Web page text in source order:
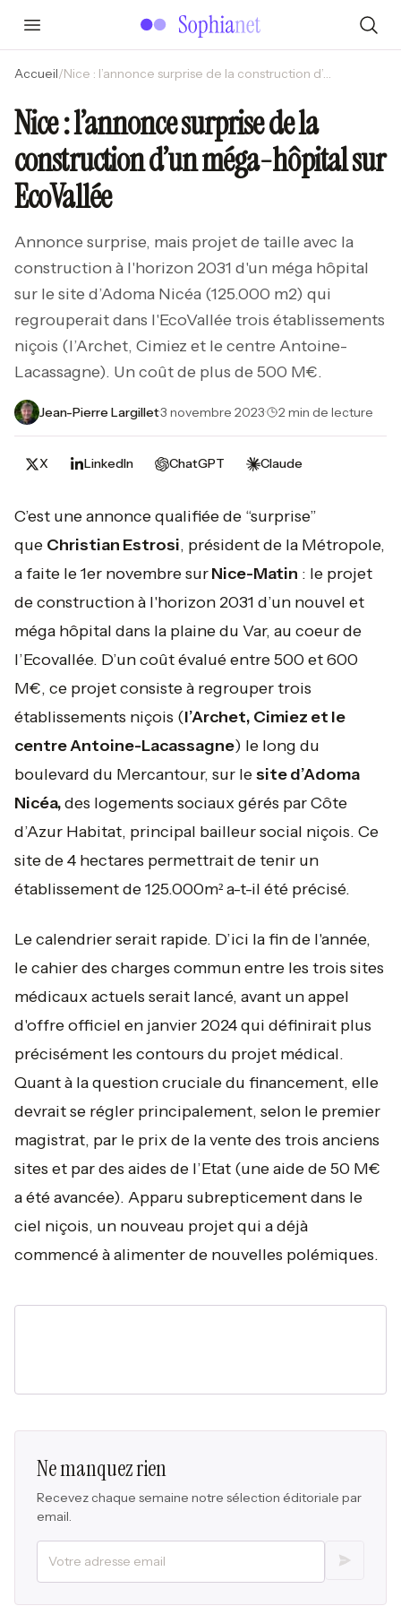
Accueil/ Nice : l’annonce surprise de la construction d’un méga-hôpital sur EcoVallée
Nice : l’annonce surprise de la
construction d’un méga-hôpital sur
EcoVallée
Annonce surprise, mais projet de taille avec la
construction à l'horizon 2031 d'un méga hôpital
sur le site d’Adoma Nicéa (125.000 m2) qui
regrouperait dans l'EcoVallée trois établissements
niçois (l’Archet, Cimiez et le centre Antoine-
Lacassagne). Un coût de plus de 500 M€.
Jean-Pierre Largillet·3 novembre 2023· 2 min de lecture
X LinkedIn ChatGPT Claude
C’est une annonce qualifiée de “surprise”
que Christian Estrosi, président de la Métropole,
a faite le 1er novembre surNice-Matin : le projet
de construction à l'horizon 2031 d’un nouvel et
méga hôpital dans la plaine du Var, au coeur de
l’Ecovallée. D’un coût évalué entre 500 et 600
M€, ce projet consiste à regrouper trois
établissements niçois (l’Archet, Cimiez et le
centre Antoine-Lacassagne) le long du
boulevard du Mercantour, sur lesite d’Adoma
Nicéa,des logements sociaux gérés par Côte
d’Azur Habitat, principal bailleur social niçois. Ce
site de 4 hectares permettrait de tenir un
établissement de 125.000m² a-t-il été précisé.
Le calendrier serait rapide. D’ici la fin de l'année,
le cahier des charges commun entre les trois sites
médicaux actuels serait lancé, avant un appel
d'offre officiel en janvier 2024 qui définirait plus
précisément les contours du projet médical.
Quant à la question cruciale du financement, elle
devrait se régler principalement, selon le premier
magistrat, par le prix de la vente des trois anciens
sites et par des aides de l’Etat (une aide de 50 M€
a été avancée). Apparu subrepticement dans le
ciel niçois, un nouveau projet qui a déjà
commencé à alimenter de nouvelles polémiques.
Ne manquez rien
Recevez chaque semaine notre sélection éditoriale par
email.